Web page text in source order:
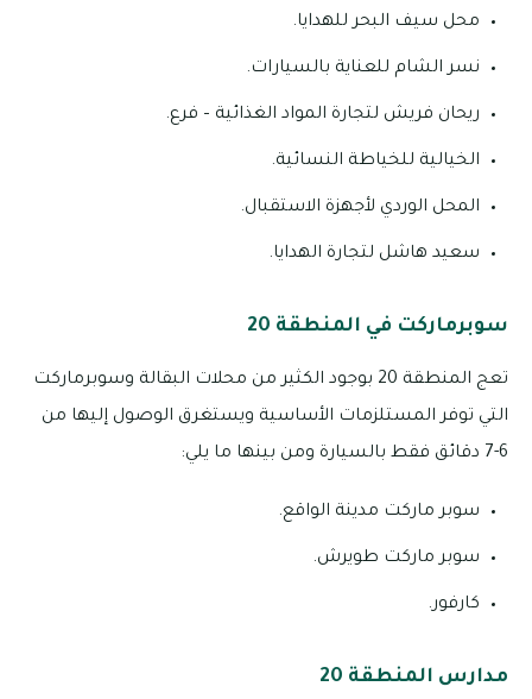
محل سيف البحر للهدايا.
نسر الشام للعناية بالسيارات.
ريحان فريش لتجارة المواد الغذائية – فرع.
الخيالية للخياطة النسائية.
المحل الوردي لأجهزة الاستقبال.
سعيد هاشل لتجارة الهدايا.
سوبرماركت في المنطقة 20
تعج المنطقة 20 بوجود الكثير من محلات البقالة وسوبرماركت
التي توفر المستلزمات الأساسية ويستغرق الوصول إليها من
6-7 دقائق فقط بالسيارة ومن بينها ما يلي:
سوبر ماركت مدينة الواقع.
سوبر ماركت طويرش.
كارفور.
مدارس المنطقة 20